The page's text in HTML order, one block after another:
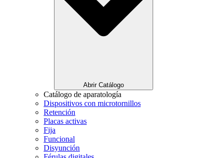
Abrir Catálogo
Catálogo de aparatología
Dispositivos con microtornillos
Retención
Placas activas
Fija
Funcional
Disyunción